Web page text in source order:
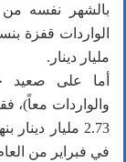
بالشهر نفسه
مليار دينار.
أما على صعيد
في فبراير من